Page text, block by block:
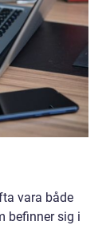
vara både
befinner sig i